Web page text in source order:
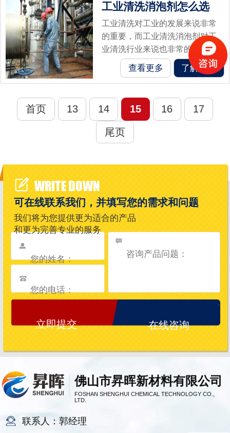
变通过一则案...
工业清洗消泡剂怎么选
工业清洗对工业的发展来说非常
的重要，而工业清洗消泡剂对工
业清洗行业来说也非常的重要。
但是，工业清洗厂家发现，有部
分工业清洗消泡剂要不就是消泡
成不良的影响...
查看更多 了解咨询
首页 13 14 15 16 17
尾页
佛山市昇晖新材料有限公司
FOSHAN SHENGHUI CHEMICAL TECHNOLOGY CO.,
LTD.
联系人：郭经理
WRITE DOWN
可在线联系我们，并填写您的需求和问题
我们将为您提供更为适合的产品
和更为完善专业的服务
在线咨询